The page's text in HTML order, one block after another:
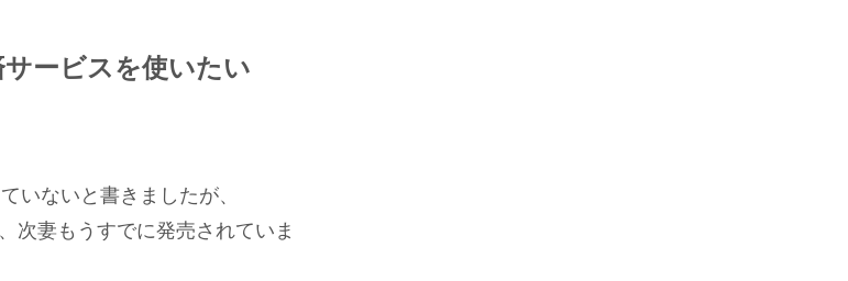
ービスを使いたい
いないと書きましたが、
次妻もうすでに発売されていま